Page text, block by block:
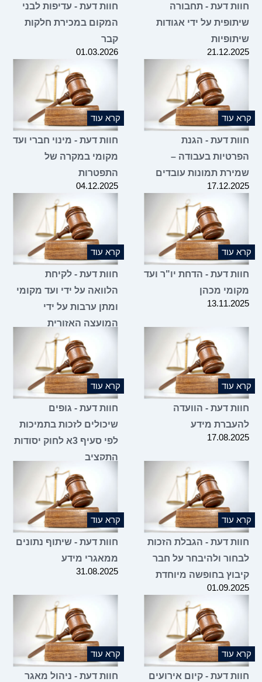
חוות דעת - תחבורה
שיתופית על ידי אגודות
שיתופיות
21.12.2025
חוות דעת - עדיפות לבני
המקום במכירת חלקות
קבר
01.03.2026
קרא עוד
חוות דעת - הגנת
הפרטיות בעבודה –
שמירת תמונות עובדים
17.12.2025
קרא עוד
חוות דעת - מינוי חברי ועד
מקומי במקרה של
התפטרות
04.12.2025
קרא עוד
חוות דעת - הדחת יו"ר ועד
מקומי מכהן
13.11.2025
קרא עוד
חוות דעת - לקיחת
הלוואה על ידי ועד מקומי
ומתן ערבות על ידי
המועצה האזורית
קרא עוד
חוות דעת - הוועדה
להעברת מידע
17.08.2025
קרא עוד
חוות דעת - גופים
שיכולים לזכות בתמיכות
לפי סעיף 3א לחוק יסודות
התקציב
קרא עוד
חוות דעת - הגבלת הזכות
לבחור ולהיבחר על חבר
קיבוץ בחופשה מיוחדת
01.09.2025
קרא עוד
חוות דעת - שיתוף נתונים
ממאגרי מידע
31.08.2025
קרא עוד
חוות דעת - קיום אירועים
קרא עוד
חוות דעת - ניהול מאגר